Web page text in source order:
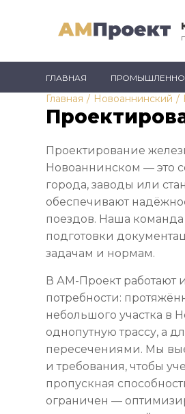
ГЛАВНАЯ
Главная / Новоаннинский /
Проектирование
Новоаннинском — это
города, заводы или
обеспечивают
поездов. Наша команда
подготовки
задачам и нормам.
В АМ-Проект работают
потребности:
небольшого участка в
однопутную трассу, а
пересечениями. Мы
и требования, чтобы
пропускная
ограничен —